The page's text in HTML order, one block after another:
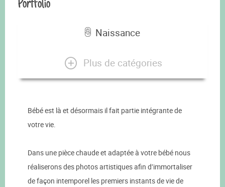
Naissance
Plus de catégories
Bébé est là et désormais il fait partie intégrante de
votre vie.
Dans une pièce chaude et adaptée à votre bébé nous
réaliserons des photos artistiques afin d’immortaliser
de façon intemporel les premiers instants de vie de